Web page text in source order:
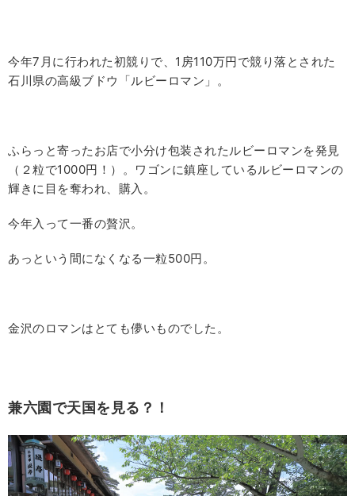
今年7月に行われた初競りで、1房110万円で競り落とされた
石川県の高級ブドウ「ルビーロマン」。
ふらっと寄ったお店で小分け包装されたルビーロマンを発見
（２粒で1000円！）。ワゴンに鎮座しているルビーロマンの
輝きに目を奪われ、購入。
今年入って一番の贅沢。
あっという間になくなる一粒500円。
金沢のロマンはとても儚いものでした。
兼六園で天国を見る？！